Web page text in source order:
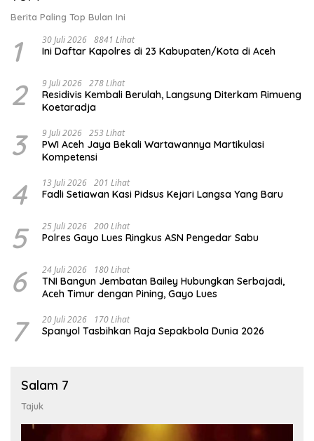
Berita Paling Top Bulan Ini
1 30 Juli 2026 8841 Lihat
Ini Daftar Kapolres di 23 Kabupaten/Kota di Aceh
2 9 Juli 2026 278 Lihat
Residivis Kembali Berulah, Langsung Diterkam Rimueng
Koetaradja
3 9 Juli 2026 253 Lihat
PWI Aceh Jaya Bekali Wartawannya Martikulasi
Kompetensi
4 13 Juli 2026 201 Lihat
Fadli Setiawan Kasi Pidsus Kejari Langsa Yang Baru
5 25 Juli 2026 200 Lihat
Polres Gayo Lues Ringkus ASN Pengedar Sabu
6 24 Juli 2026 180 Lihat
TNI Bangun Jembatan Bailey Hubungkan Serbajadi,
Aceh Timur dengan Pining, Gayo Lues
7 20 Juli 2026 170 Lihat
Spanyol Tasbihkan Raja Sepakbola Dunia 2026
Salam 7
Tajuk